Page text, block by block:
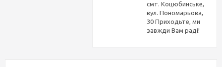
смт. Коцюбинське,
вул. Пономарьова,
30 Приходьте, ми
завжди Вам раді!